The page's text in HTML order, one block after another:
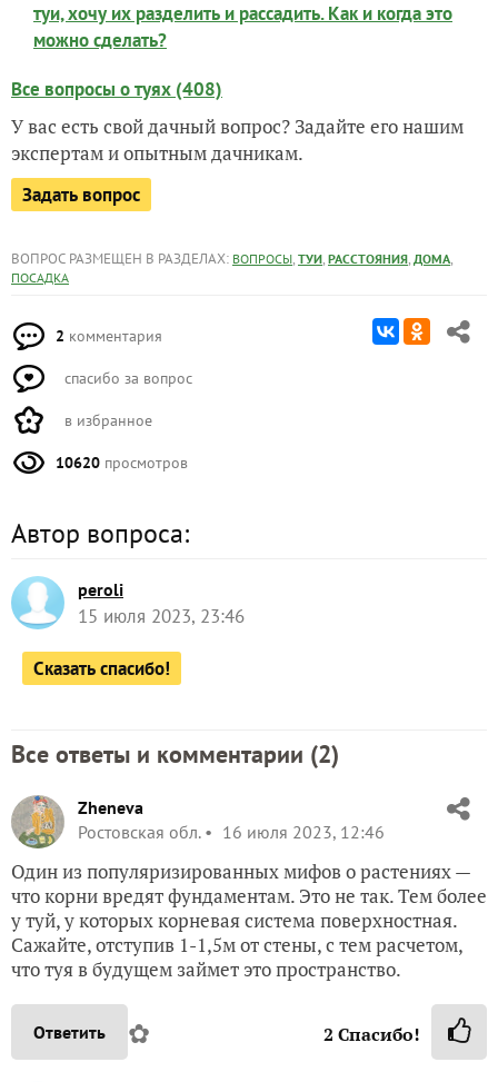
туи, хочу их разделить и рассадить. Как и когда это
можно сделать?
Все вопросы о туях (408)
У вас есть свой дачный вопрос? Задайте его нашим
экспертам и опытным дачникам.
Задать вопрос
ВОПРОС РАЗМЕЩЕН В РАЗДЕЛАХ: ВОПРОСЫ, ТУИ, РАССТОЯНИЯ, ДОМА,
ПОСАДКА
2 комментария
спасибо за вопрос
в избранное
10620 просмотров
Автор вопроса:
peroli
15 июля 2023, 23:46
Сказать спасибо!
Все ответы и комментарии (2)
Zheneva
Ростовская обл.
16 июля 2023, 12:46
Один из популяризированных мифов о растениях —
что корни вредят фундаментам. Это не так. Тем более
у туй, у которых корневая система поверхностная.
Сажайте, отступив 1-1,5м от стены, с тем расчетом,
что туя в будущем займет это пространство.
Ответить ✿ 2 Спасибо!